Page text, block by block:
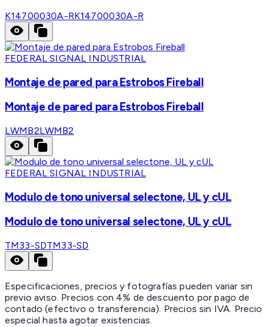
K14700030A-RK14700030A-R
FEDERAL SIGNAL INDUSTRIAL
Montaje de pared para Estrobos Fireball
Montaje de pared para Estrobos Fireball
LWMB2LWMB2
FEDERAL SIGNAL INDUSTRIAL
Modulo de tono universal selectone, UL y cUL
Modulo de tono universal selectone, UL y cUL
TM33-SDTM33-SD
Especificaciones, precios y fotografías pueden variar sin
previo aviso. Precios con 4% de descuento por pago de
contado (efectivo o transferencia). Precios sin IVA. Precio
especial hasta agotar existencias.